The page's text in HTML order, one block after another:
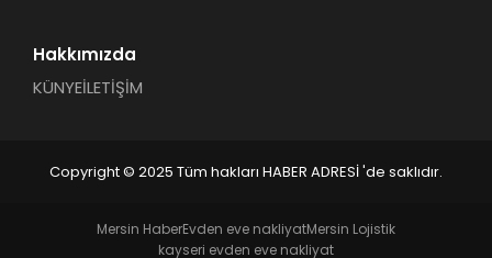
Hakkımızda
KÜNYEİLETİŞİM
Copyright © 2025 Tüm hakları HABER ADRESİ 'de saklıdır.
Mersin HaberEvden eve nakliyatMersin Lojistik
kayseri evden eve nakliyat